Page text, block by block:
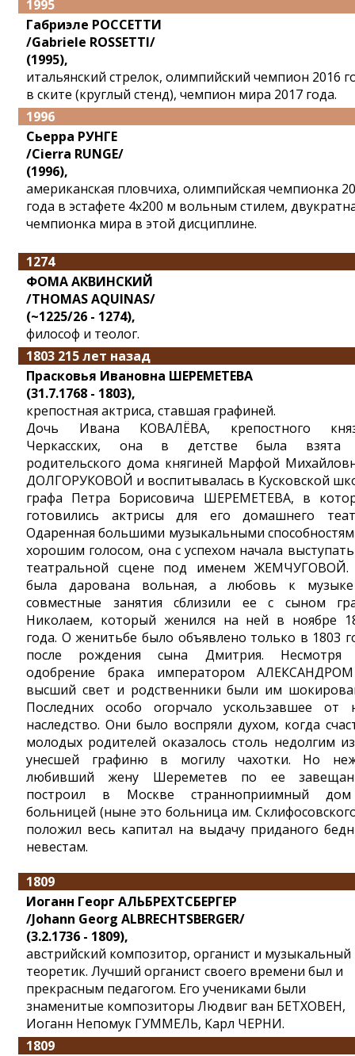
1995
Габриэле РОССЕТТИ
/Gabriele ROSSETTI/
(1995),
итальянский стрелок, олимпийский чемпион 2016
в ските (круглый стенд), чемпион мира 2017 года.
1996
Сьерра РУНГЕ
/Cierra RUNGE/
(1996),
американская пловчиха, олимпийская чемпионка
года в эстафете 4x200 м вольным стилем,
чемпионка мира в этой дисциплине.
1274
ФОМА АКВИНСКИЙ
/THOMAS AQUINAS/
(~1225/26 - 1274),
философ и теолог.
1803 215 лет назад
Прасковья Ивановна ШЕРЕМЕТЕВА
(31.7.1768 - 1803),
крепостная актриса, ставшая графиней.
Дочь Ивана КОВАЛЁВА, крепостного
Черкасских, она в детстве была взята
родительского дома княгиней Марфой
ДОЛГОРУКОВОЙ и воспитывалась в Кусковской
графа Петра Борисовича ШЕРЕМЕТЕВА, в
готовились актрисы для его домашнего
Одаренная большими музыкальными
хорошим голосом, она с успехом начала
театральной сцене под именем ЖЕМЧУГОВОЙ.
была дарована вольная, а любовь к
совместные занятия сблизили ее с сыном
Николаем, который женился на ней в ноябре
года. О женитьбе было объявлено только в 1803
после рождения сына Дмитрия. Несмотря
одобрение брака императором
высший свет и родственники были им
Последних особо огорчало ускользавшее от
наследство. Они было воспряли духом, когда
молодых родителей оказалось столь недолгим
унесшей графиню в могилу чахотки. Но
любивший жену Шереметев по ее
построил в Москве странноприимный
больницей (ныне это больница им.
положил весь капитал на выдачу приданого
невестам.
1809
Иоганн Георг АЛЬБРЕХТСБЕРГЕР
/Johann Georg ALBRECHTSBERGER/
(3.2.1736 - 1809),
австрийский композитор, органист и музыкальный
теоретик. Лучший органист своего времени был и
прекрасным педагогом. Его учениками были
знаменитые композиторы Людвиг ван БЕТХОВЕН,
Иоганн Непомук ГУММЕЛЬ, Карл ЧЕРНИ.
1809